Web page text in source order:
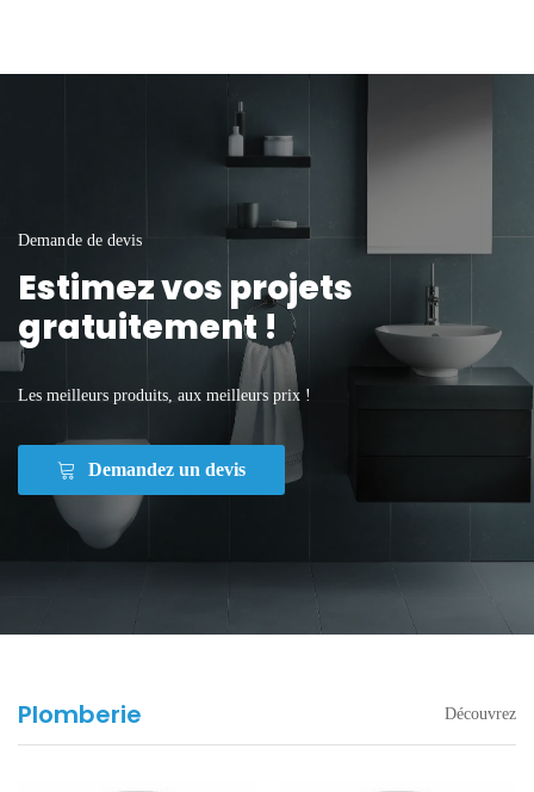
Demande de devis
Estimez vos projets
gratuitement !
Les meilleurs produits, aux meilleurs prix !
Demandez un devis
Plomberie Découvrez